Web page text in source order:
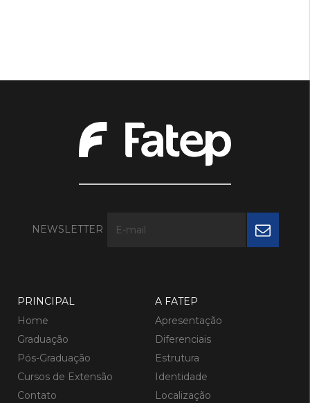
NEWSLETTER
PRINCIPAL
Home
Graduação
Pós-Graduação
Cursos de Extensão
Contato
A FATEP
Apresentação
Diferenciais
Estrutura
Identidade
Localização